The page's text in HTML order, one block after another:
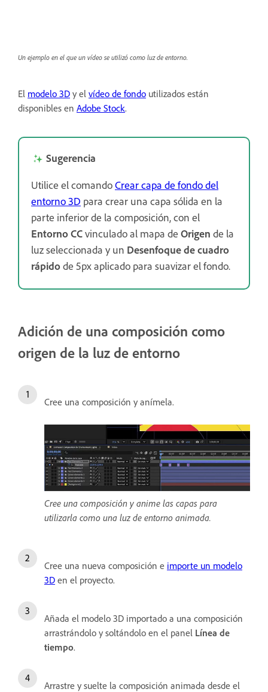
Un ejemplo en el que un vídeo se utilizó como luz de entorno.
El modelo 3D y el vídeo de fondo utilizados están
disponibles en Adobe Stock.
Sugerencia
Utilice el comandoCrear capa de fondo del
entorno 3D para crear una capa sólida en la
parte inferior de la composición, con el
Entorno CCvinculado al mapa de Origen de la
luz seleccionada y un Desenfoque de cuadro
rápidode 5px aplicado para suavizar el fondo.
Adición de una composición como
origen de la luz de entorno
Cree una composición y anímela.
Cree una composición y anime las capas para
utilizarla como una luz de entorno animada.
Cree una nueva composición e importe un modelo
3D en el proyecto.
Añada el modelo 3D importado a una composición
arrastrándolo y soltándolo en el panel Línea de
tiempo.
Arrastre y suelte la composición animada desde el